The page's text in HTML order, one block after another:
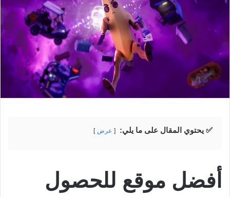
✅ يحتوي المقال على ما يلي: عرض
أفضل موقع للحصول